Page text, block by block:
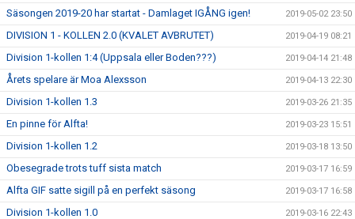
Säsongen 2019-20 har startat - Damlaget IGÅNG igen! 2019-05-02 23:50
DIVISION 1 - KOLLEN 2.0 (KVALET AVBRUTET) 2019-04-19 08:21
Division 1-kollen 1:4 (Uppsala eller Boden???) 2019-04-14 21:48
Årets spelare är Moa Alexsson 2019-04-13 22:30
Division 1-kollen 1.3 2019-03-26 21:35
En pinne för Alfta! 2019-03-23 15:51
Division 1-kollen 1.2 2019-03-18 13:50
Obesegrade trots tuff sista match 2019-03-17 16:59
Alfta GIF satte sigill på en perfekt säsong 2019-03-17 16:58
Division 1-kollen 1.0 2019-03-16 22:43